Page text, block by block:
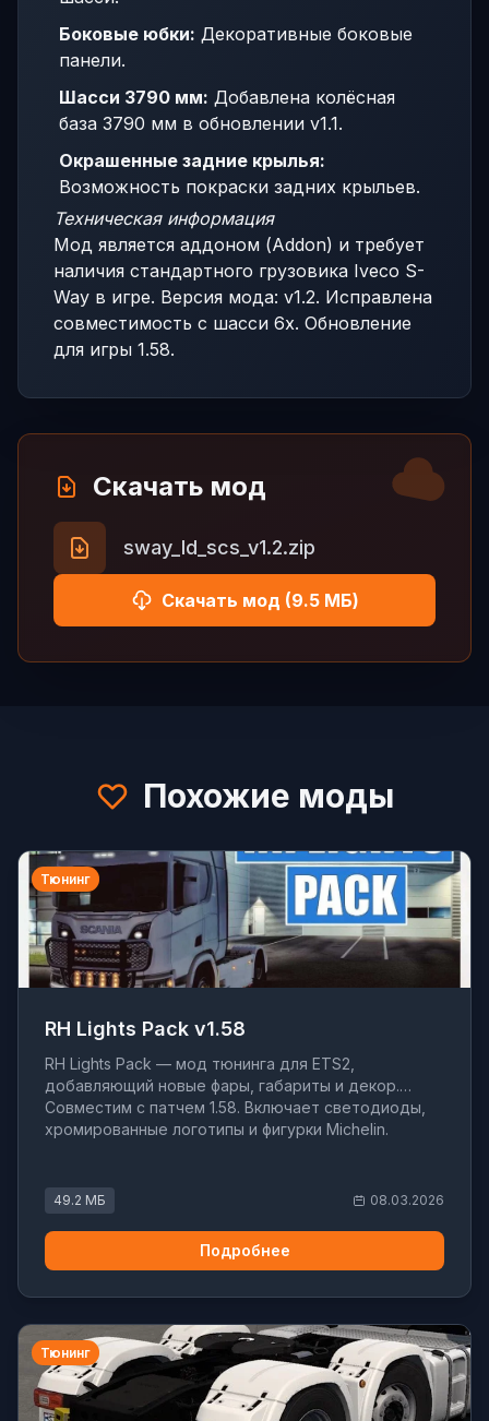
Боковые юбки: Декоративные боковые
панели.
Шасси 3790 мм: Добавлена колёсная
база 3790 мм в обновлении v1.1.
Окрашенные задние крылья:
Возможность покраски задних крыльев.
Техническая информация
Мод является аддоном (Addon) и требует
наличия стандартного грузовика Iveco S-
Way в игре. Версия мода: v1.2. Исправлена
совместимость с шасси 6x. Обновление
для игры 1.58.
Скачать мод
sway_ld_scs_v1.2.zip
Скачать мод (9.5 МБ)
Похожие моды
Тюнинг
RH Lights Pack v1.58
RH Lights Pack — мод тюнинга для ETS2,
добавляющий новые фары, габариты и декор.
Совместим с патчем 1.58. Включает светодиоды,
хромированные логотипы и фигурки Michelin.
49.2 МБ 08.03.2026
Подробнее
Тюнинг